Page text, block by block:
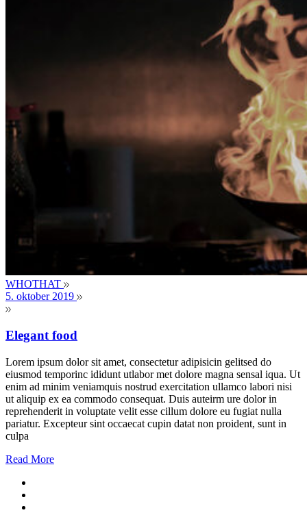
WHOTHAT
5. oktober 2019
Elegant food
Lorem ipsum dolor sit amet, consectetur adipisicin gelitsed do
eiusmod temporinc ididunt utlabor met dolore magna sensal iqua. Ut
enim ad minim veniamquis nostrud exercitation ullamco labori nisi
ut aliquip ex ea commodo consequat. Duis auteirm ure dolor in
reprehenderit in voluptate velit esse cillum dolore eu fugiat nulla
pariatur. Excepteur sint occaecat cupin datat non proident, sunt in
culpa
Read More